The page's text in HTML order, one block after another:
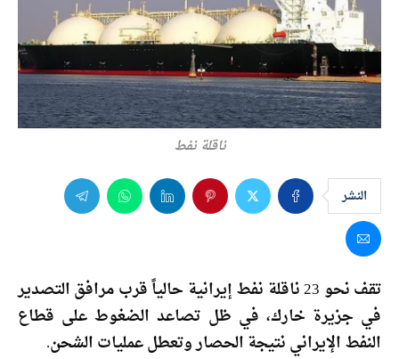
ناقلة نفط
النشر
تقف نحو 23 ناقلة نفط إيرانية حالياً قرب مرافق التصدير
في جزيرة خارك، في ظل تصاعد الضغوط على قطاع
النفط الإيراني نتيجة الحصار وتعطل عمليات الشحن.